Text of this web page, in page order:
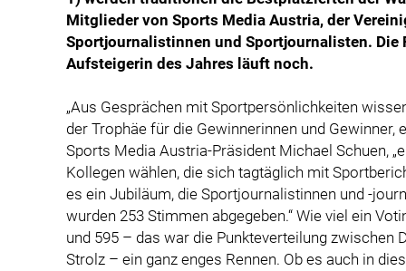
Mitglieder von Sports Media Austria, der
Sportjournalistinnen und Sportjournalisten. Die
Aufsteigerin des Jahres läuft noch.
„Aus Gesprächen mit Sportpersönlichkeiten
der Trophäe für die Gewinnerinnen und Gewinner,
Sports Media Austria-Präsident Michael Schuen,
Kollegen wählen, die sich tagtäglich mit
es ein Jubiläum, die Sportjournalistinnen und -
wurden 253 Stimmen abgegeben.“ Wie viel ein
und 595 – das war die Punkteverteilung zwischen
Strolz – ein ganz enges Rennen. Ob es auch in